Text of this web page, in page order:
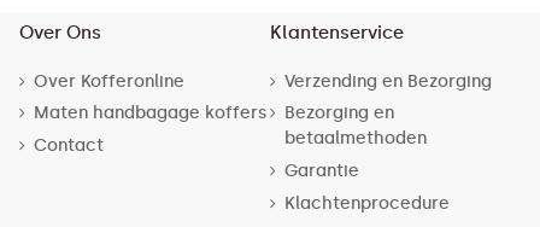
Over Ons
Over Kofferonline
Maten handbagage koffers
Contact
Klantenservice
Verzending en Bezorging
Bezorging en
betaalmethoden
Garantie
Klachtenprocedure